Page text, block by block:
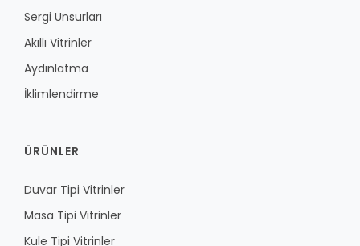
Sergi Unsurları
Akıllı Vitrinler
Aydınlatma
İklimlendirme
ÜRÜNLER
Duvar Tipi Vitrinler
Masa Tipi Vitrinler
Kule Tipi Vitrinler